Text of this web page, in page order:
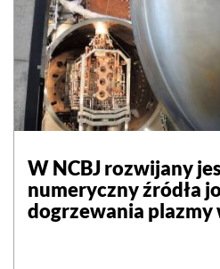
W NCBJ rozwijany
numeryczny źródła
dogrzewania plazmy